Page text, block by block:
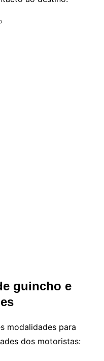
guincho e
modalidades para
dos motoristas: